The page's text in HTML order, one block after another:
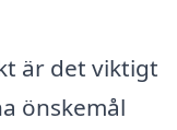
är det viktigt
önskemål